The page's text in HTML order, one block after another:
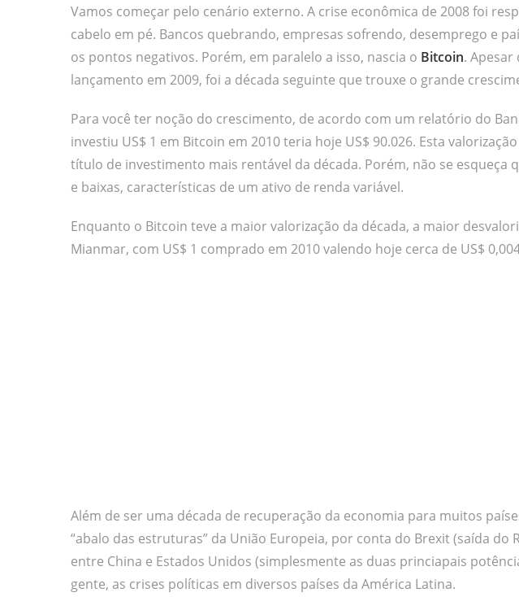
Vamos começar pelo cenário externo. A crise econômica de 2008 foi
cabelo em pé. Bancos quebrando, empresas sofrendo, desemprego e
os pontos negativos. Porém, em paralelo a isso, nascia o Bitcoin. Apesar
lançamento em 2009, foi a década seguinte que trouxe o grande
Para você ter noção do crescimento, de acordo com um relatório do
investiu US$ 1 em Bitcoin em 2010 teria hoje US$ 90.026. Esta
título de investimento mais rentável da década. Porém, não se esqueça
e baixas, características de um ativo de renda variável.
Enquanto o Bitcoin teve a maior valorização da década, a maior
Mianmar, com US$ 1 comprado em 2010 valendo hoje cerca de US$
Além de ser uma década de recuperação da economia para muitos
“abalo das estruturas” da União Europeia, por conta do Brexit (saída do
entre China e Estados Unidos (simplesmente as duas princiapais
gente, as crises políticas em diversos países da América Latina.